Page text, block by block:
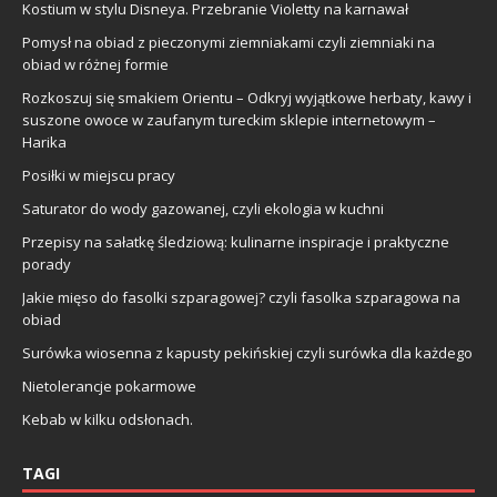
Kostium w stylu Disneya. Przebranie Violetty na karnawał
Pomysł na obiad z pieczonymi ziemniakami czyli ziemniaki na
obiad w różnej formie
Rozkoszuj się smakiem Orientu – Odkryj wyjątkowe herbaty, kawy i
suszone owoce w zaufanym tureckim sklepie internetowym –
Harika
Posiłki w miejscu pracy
Saturator do wody gazowanej, czyli ekologia w kuchni
Przepisy na sałatkę śledziową: kulinarne inspiracje i praktyczne
porady
Jakie mięso do fasolki szparagowej? czyli fasolka szparagowa na
obiad
Surówka wiosenna z kapusty pekińskiej czyli surówka dla każdego
Nietolerancje pokarmowe
Kebab w kilku odsłonach.
TAGI